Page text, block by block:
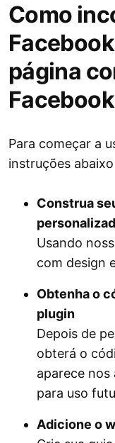
Como
página
Facebook
Para começar a
instruções abaixo
Construa
Usando
com design
Obtenha o
plugin
Depois de
obterá o
aparece
para uso
Adicione o